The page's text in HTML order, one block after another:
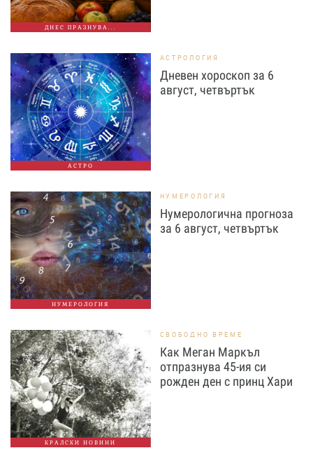
ДНЕС ПРАЗНУВА...
АСТРО
АСТРОЛОГИЯ
Дневен хороскоп за 6
август, четвъртък
НУМЕРОЛОГИЯ
НУМЕРОЛОГИЯ
Нумерологична прогноза
за 6 август, четвъртък
КРАЛСКИ НОВИНИ
СВОБОДНО ВРЕМЕ
Как Меган Маркъл
отпразнува 45-ия си
рожден ден с принц Хари